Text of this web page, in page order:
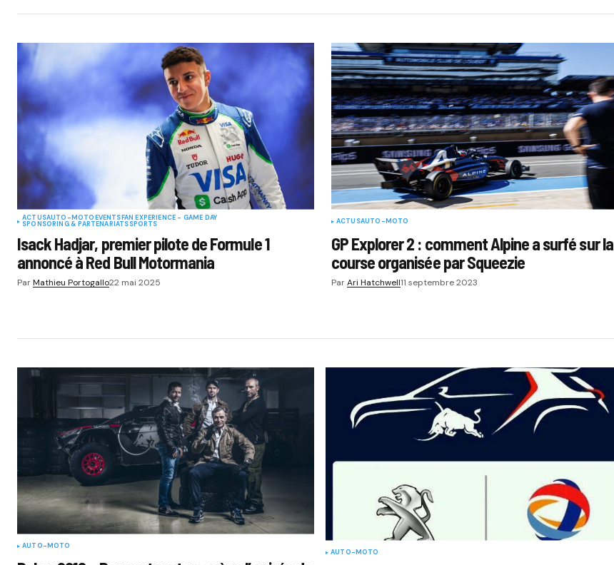
ACTUSAUTO-MOTOEVENTSFAN EXPERIENCE - GAME DAY
SPONSORING & PARTENARIATSSPORTS
Isack Hadjar, premier pilote de Formule 1
annoncé à Red Bull Motormania
ParMathieu Portogallo22 mai 2025
ACTUSAUTO-MOTO
GP Explorer 2 : comment Alpine a surfé sur la
course organisée par Squeezie
ParAri Hatchwell11 septembre 2023
AUTO-MOTO
AUTO-MOTO